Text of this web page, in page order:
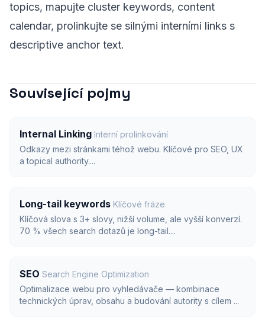
topics, mapujte cluster keywords, content
calendar, prolinkujte se silnými interními links s
descriptive anchor text.
Související pojmy
Internal Linking Interní prolinkování
Odkazy mezi stránkami téhož webu. Klíčové pro SEO, UX
a topical authority....
Long-tail keywords Klíčové fráze
Klíčová slova s 3+ slovy, nižší volume, ale vyšší konverzí.
70 % všech search dotazů je long-tail....
SEO Search Engine Optimization
Optimalizace webu pro vyhledávače — kombinace
technických úprav, obsahu a budování autority s cílem ...